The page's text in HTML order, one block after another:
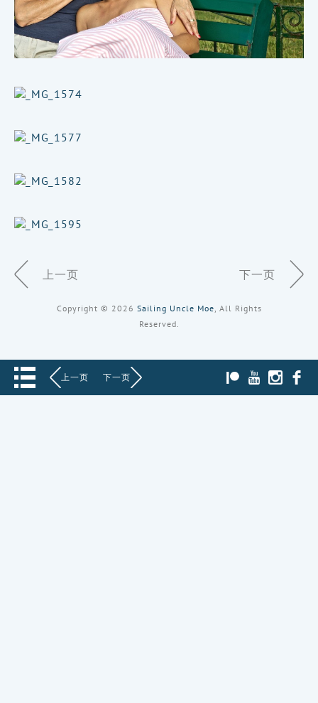
Page
Navigation
上一页 下一页
Copyright © 2026 Sailing Uncle Moe, All Rights
Reserved.
上一页 下一页 YOUTUBE
PATREON